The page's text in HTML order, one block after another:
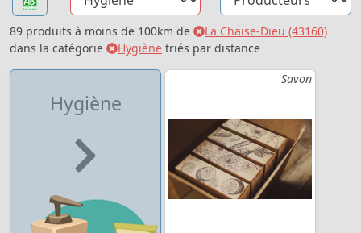
89 produits à moins de 100km de
La Chaise-Dieu (43160)
dans la catégorie
Hygiène triés par distance
Hygiène
Savon